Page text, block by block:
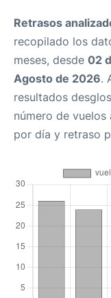
Retrasos
recopilado los
meses, desde 02
Agosto de 2026.
resultados
número de
por día y retraso